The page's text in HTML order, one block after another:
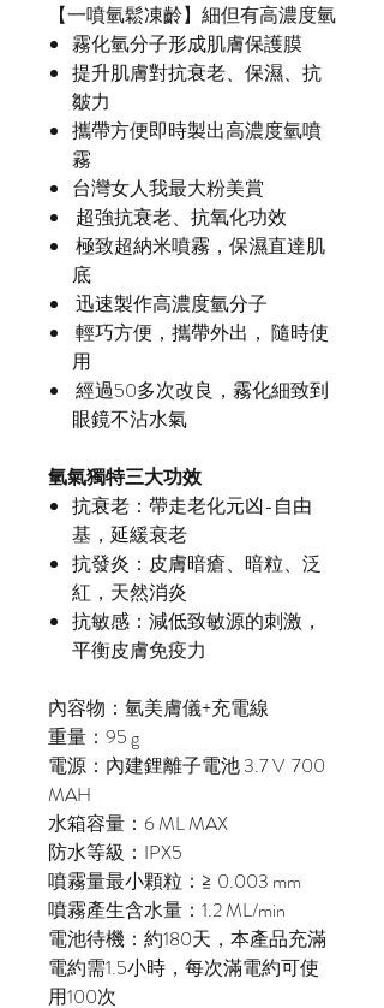
【一噴氫鬆凍齡】細但有高濃度氫
霧化氫分子形成肌膚保護膜
提升肌膚對抗衰老、保濕、抗
皺力
攜帶方便即時製出高濃度氫噴
霧
台灣女人我最大粉美賞
超強抗衰老、抗氧化功效
極致超納米噴霧，保濕直達肌
底
迅速製作高濃度氫分子
輕巧方便，攜帶外出， 隨時使
用
經過50多次改良，霧化細致到
眼鏡不沾水氣
氫氣獨特三大功效
抗衰老：帶走老化元凶-自由
基，延緩衰老
抗發炎：皮膚暗瘡、暗粒、泛
紅，天然消炎
抗敏感：減低致敏源的刺激，
平衡皮膚免疫力
內容物：氫美膚儀+充電線
重量：95 g
電源：內建鋰離子電池 3.7 V 700
MAH
水箱容量：6 ML MAX
防水等級：IPX5
噴霧量最小顆粒：≧ 0.003 mm
噴霧產生含水量：1.2 ML/min
電池待機：約180天，本產品充滿
電約需1.5小時，每次滿電約可使
用100次